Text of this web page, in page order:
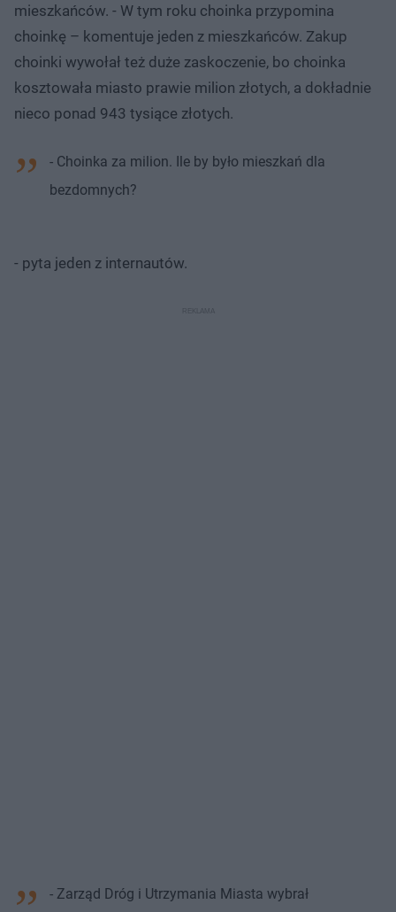
mieszkańców. - W tym roku choinka przypomina
choinkę – komentuje jeden z mieszkańców. Zakup
choinki wywołał też duże zaskoczenie, bo choinka
kosztowała miasto prawie milion złotych, a dokładnie
nieco ponad 943 tysiące złotych.
- Choinka za milion. Ile by było mieszkań dla
bezdomnych?
- pyta jeden z internautów.
- Zarząd Dróg i Utrzymania Miasta wybrał